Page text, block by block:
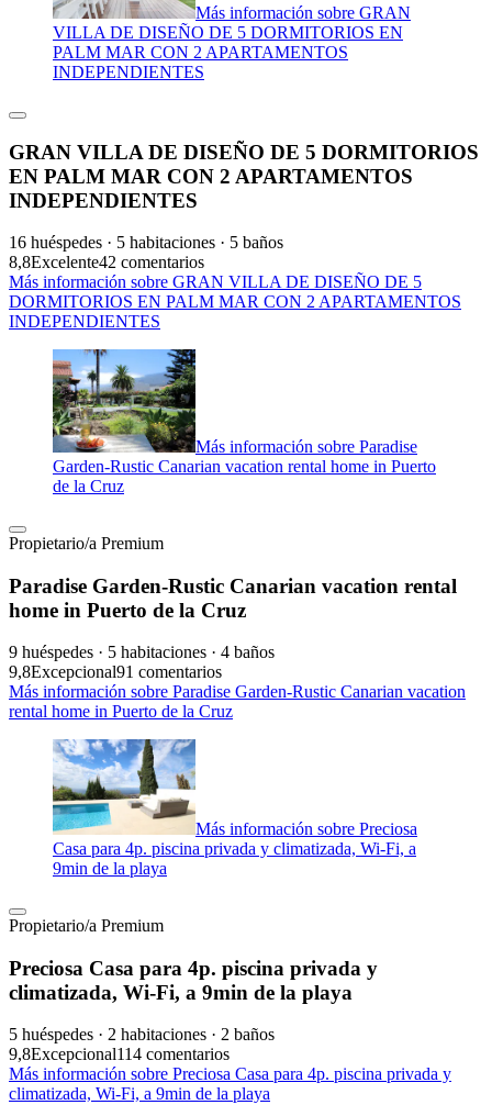
Más información sobre GRAN
VILLA DE DISEÑO DE 5 DORMITORIOS EN
PALM MAR CON 2 APARTAMENTOS
INDEPENDIENTES
GRAN VILLA DE DISEÑO DE 5 DORMITORIOS
EN PALM MAR CON 2 APARTAMENTOS
INDEPENDIENTES
16 huéspedes · 5 habitaciones · 5 baños
8,8Excelente42 comentarios
Más información sobre GRAN VILLA DE DISEÑO DE 5
DORMITORIOS EN PALM MAR CON 2 APARTAMENTOS
INDEPENDIENTES
Más información sobre Paradise
Garden-Rustic Canarian vacation rental home in Puerto
de la Cruz
Propietario/a Premium
Paradise Garden-Rustic Canarian vacation rental
home in Puerto de la Cruz
9 huéspedes · 5 habitaciones · 4 baños
9,8Excepcional91 comentarios
Más información sobre Paradise Garden-Rustic Canarian vacation
rental home in Puerto de la Cruz
Más información sobre Preciosa
Casa para 4p. piscina privada y climatizada, Wi-Fi, a
9min de la playa
Propietario/a Premium
Preciosa Casa para 4p. piscina privada y
climatizada, Wi-Fi, a 9min de la playa
5 huéspedes · 2 habitaciones · 2 baños
9,8Excepcional114 comentarios
Más información sobre Preciosa Casa para 4p. piscina privada y
climatizada, Wi-Fi, a 9min de la playa